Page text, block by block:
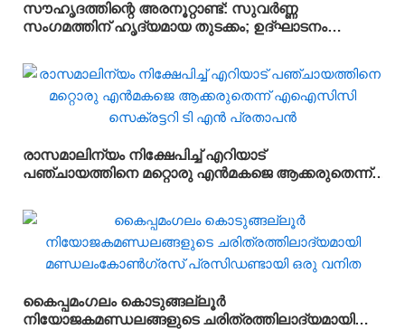
സൗഹൃദത്തിന്റെ അരനൂറ്റാണ്ട്: സുവർണ്ണ
സംഗമത്തിന് ഹൃദ്യമായ തുടക്കം; ഉദ്ഘാടനം
രാസമാലിന്യം നിക്ഷേപിച്ച് എറിയാട്
പഞ്ചായത്തിനെ മറ്റൊരു എൻമകജെ ആക്കരുതെന്ന്
കൈപ്പമംഗലം കൊടുങ്ങല്ലൂർ
നിയോജകമണ്ഡലങ്ങളുടെ ചരിത്രത്തിലാദ്യമായി